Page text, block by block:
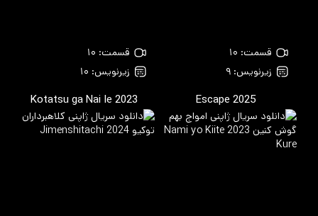
قسمت: ۱۰
زیرنویس: ۹
Escape 2025
قسمت: ۱۰
زیرنویس: ۱۰
Kotatsu ga Nai Ie 2023